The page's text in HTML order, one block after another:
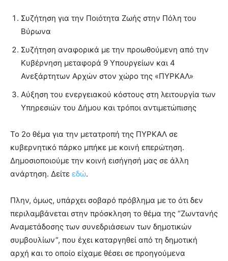
the
meaning
pain.
pornhun
porn
Συζήτηση για την Ποιότητα Ζωής στην Πόλη του
Βύρωνα
Συζήτηση αναφορικά με την προωθούμενη από την
Κυβέρνηση μεταφορά 9 Υπουργείων και 4
Ανεξάρτητων Αρχών στον χώρο της «ΠΥΡΚΑΛ»
Αύξηση του ενεργειακού κόστους στη λειτουργία των
Υπηρεσιών του Δήμου και τρόποι αντιμετώπισης
Το 2ο θέμα για την μετατροπή της ΠΥΡΚΑΛ σε
κυβερνητικό πάρκο μπήκε με κοινή επερώτηση.
Δημοσιοποιούμε την κοινή εισήγησή μας σε άλλη
ανάρτηση. Δείτε εδώ.
Πλην, όμως, υπάρχει σοβαρό πρόβλημα με το ότι δεν
περιλαμβάνεται στην πρόσκληση το θέμα της “Ζωντανής
Αναμετάδοσης των συνεδριάσεων των δημοτικών
συμβουλίων”, που έχει καταργηθεί από τη δημοτική
αρχή και το οποίο είχαμε θέσει σε προηγούμενα